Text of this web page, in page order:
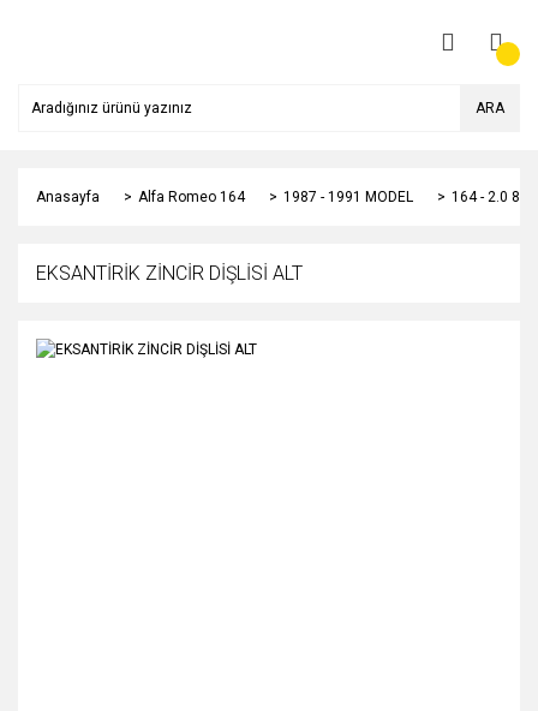
ARA
Anasayfa Alfa Romeo 164 1987 - 1991 MODEL 164 - 2.0 8V
EKSANTİRİK ZİNCİR DİŞLİSİ ALT